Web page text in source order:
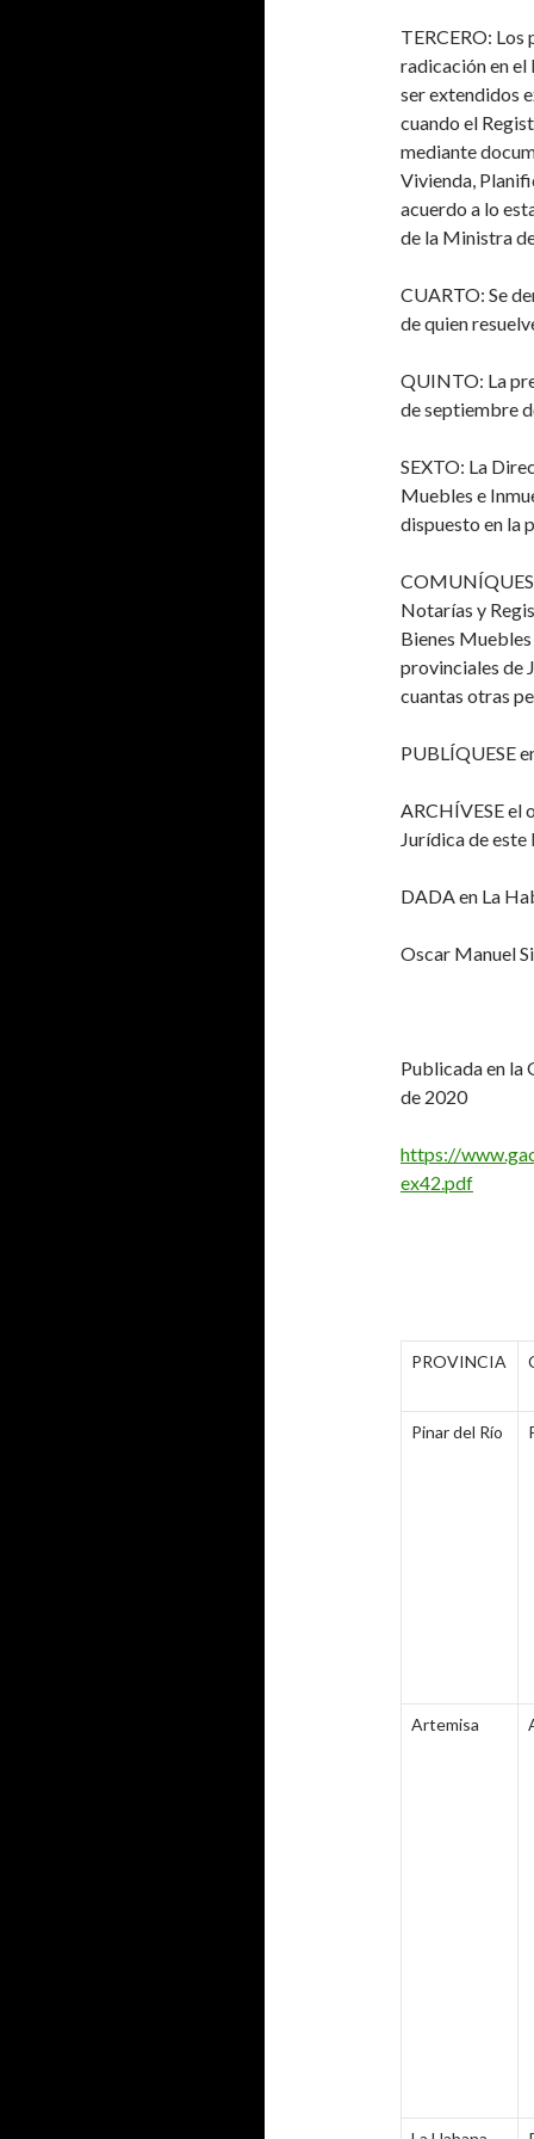
TERCERO: Los
radicación enel
ser extendidos
cuando el
mediante
Vivienda,
acuerdo a lo
de la Ministra
CUARTO: Se
de quien
QUINTO: La
de septiembre
SEXTO: La
Muebles e
dispuesto en la
Notarías y
Bienes
provinciales de
cuantas otras
PUBLÍQUESE
ARCHÍVESEel
Jurídica de
DADAen La
Oscar Manuel
Publicada en la
de 2020
https://
ex42.pdf
PROVINCIA
Pinar del Río
Artemisa